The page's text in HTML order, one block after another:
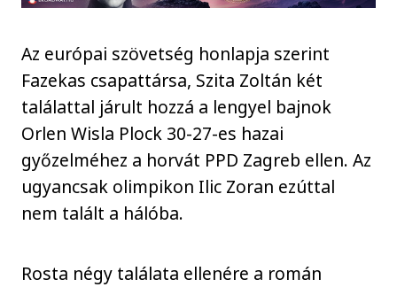
Az európai szövetség honlapja szerint
Fazekas csapattársa, Szita Zoltán két
találattal járult hozzá a lengyel bajnok
Orlen Wisla Plock 30-27-es hazai
győzelméhez a horvát PPD Zagreb ellen. Az
ugyancsak olimpikon Ilic Zoran ezúttal
nem talált a hálóba.
Rosta négy találata ellenére a román